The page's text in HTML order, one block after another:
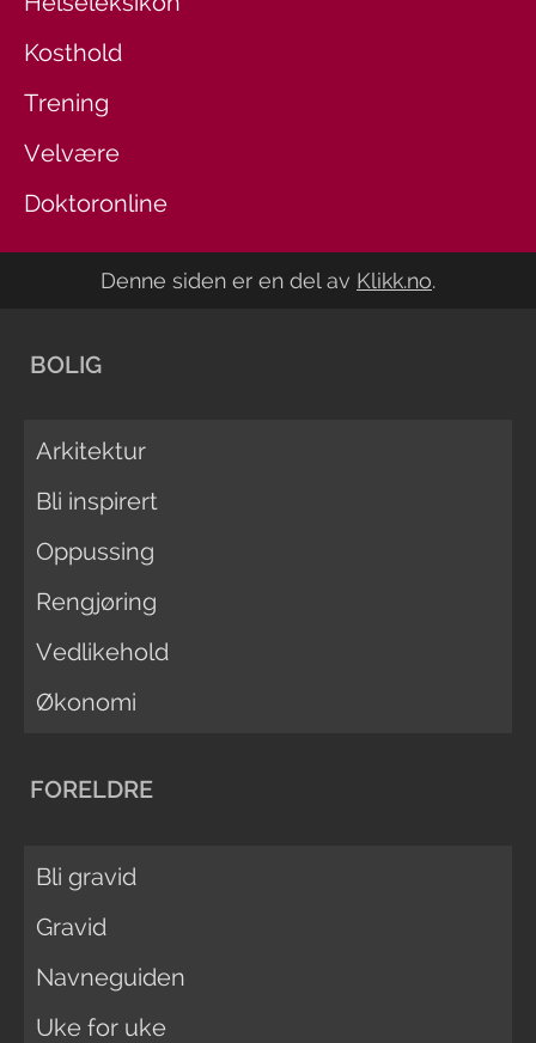
Kosthold
Trening
Velvære
Doktoronline
Denne siden er en del av Klikk.no.
BOLIG
Arkitektur
Bli inspirert
Oppussing
Rengjøring
Vedlikehold
Økonomi
FORELDRE
Bli gravid
Gravid
Navneguiden
Uke for uke